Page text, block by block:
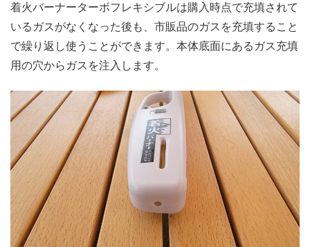
着火バーナーターボフレキシブルは購入時点で充填されて
いるガスがなくなった後も、市販品のガスを充填すること
で繰り返し使うことができます。本体底面にあるガス充填
用の穴からガスを注入します。